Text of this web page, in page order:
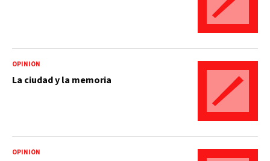
OPINIÓN
La ciudad y la memoria
OPINIÓN